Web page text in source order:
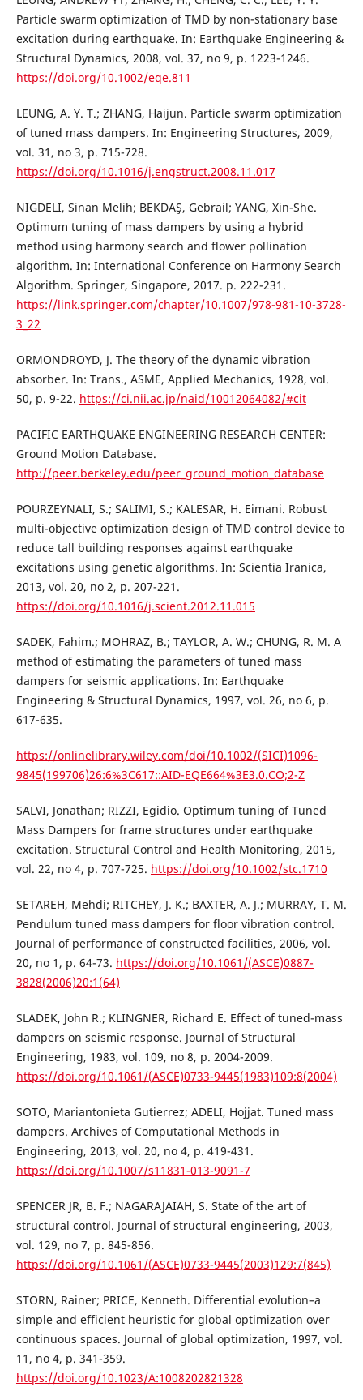
Particle swarm optimization of TMD by non-stationary base
excitation during earthquake. In: Earthquake Engineering &
Structural Dynamics, 2008, vol. 37, no 9, p. 1223-1246.
https://doi.org/10.1002/eqe.811
LEUNG, A. Y. T.; ZHANG, Haijun. Particle swarm optimization
of tuned mass dampers. In: Engineering Structures, 2009,
vol. 31, no 3, p. 715-728.
https://doi.org/10.1016/j.engstruct.2008.11.017
NIGDELI, Sinan Melih; BEKDAŞ, Gebrail; YANG, Xin-She.
Optimum tuning of mass dampers by using a hybrid
method using harmony search and flower pollination
algorithm. In: International Conference on Harmony Search
Algorithm. Springer, Singapore, 2017. p. 222-231.
https://link.springer.com/chapter/10.1007/978-981-10-3728-
3_22
ORMONDROYD, J. The theory of the dynamic vibration
absorber. In: Trans., ASME, Applied Mechanics, 1928, vol.
50, p. 9-22. https://ci.nii.ac.jp/naid/10012064082/#cit
PACIFIC EARTHQUAKE ENGINEERING RESEARCH CENTER:
Ground Motion Database.
http://peer.berkeley.edu/peer_ground_motion_database
POURZEYNALI, S.; SALIMI, S.; KALESAR, H. Eimani. Robust
multi-objective optimization design of TMD control device to
reduce tall building responses against earthquake
excitations using genetic algorithms. In: Scientia Iranica,
2013, vol. 20, no 2, p. 207-221.
https://doi.org/10.1016/j.scient.2012.11.015
SADEK, Fahim.; MOHRAZ, B.; TAYLOR, A. W.; CHUNG, R. M. A
method of estimating the parameters of tuned mass
dampers for seismic applications. In: Earthquake
Engineering & Structural Dynamics, 1997, vol. 26, no 6, p.
617-635.
https://onlinelibrary.wiley.com/doi/10.1002/(SICI)1096-
9845(199706)26:6%3C617::AID-EQE664%3E3.0.CO;2-Z
SALVI, Jonathan; RIZZI, Egidio. Optimum tuning of Tuned
Mass Dampers for frame structures under earthquake
excitation. Structural Control and Health Monitoring, 2015,
vol. 22, no 4, p. 707-725. https://doi.org/10.1002/stc.1710
SETAREH, Mehdi; RITCHEY, J. K.; BAXTER, A. J.; MURRAY, T. M.
Pendulum tuned mass dampers for floor vibration control.
Journal of performance of constructed facilities, 2006, vol.
20, no 1, p. 64-73. https://doi.org/10.1061/(ASCE)0887-
3828(2006)20:1(64)
SLADEK, John R.; KLINGNER, Richard E. Effect of tuned-mass
dampers on seismic response. Journal of Structural
Engineering, 1983, vol. 109, no 8, p. 2004-2009.
https://doi.org/10.1061/(ASCE)0733-9445(1983)109:8(2004)
SOTO, Mariantonieta Gutierrez; ADELI, Hojjat. Tuned mass
dampers. Archives of Computational Methods in
Engineering, 2013, vol. 20, no 4, p. 419-431.
https://doi.org/10.1007/s11831-013-9091-7
SPENCER JR, B. F.; NAGARAJAIAH, S. State of the art of
structural control. Journal of structural engineering, 2003,
vol. 129, no 7, p. 845-856.
https://doi.org/10.1061/(ASCE)0733-9445(2003)129:7(845)
STORN, Rainer; PRICE, Kenneth. Differential evolution–a
simple and efficient heuristic for global optimization over
continuous spaces. Journal of global optimization, 1997, vol.
11, no 4, p. 341-359.
https://doi.org/10.1023/A:1008202821328